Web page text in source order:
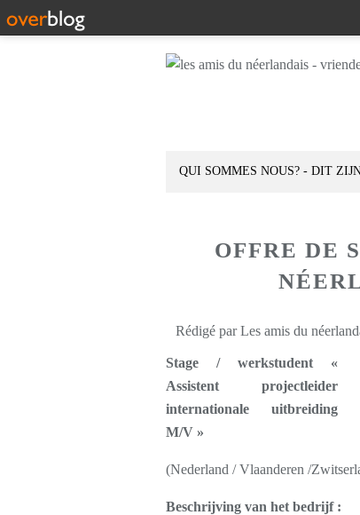
QUI SOMMES NOUS? - DIT
OFFRE DE
Rédigé par Les amis du
Stage / werkstudent «
Assistent projectleider
internationale uitbreiding
M/V »
(Nederland / Vlaanderen /
Beschrijving van het bedrijf :